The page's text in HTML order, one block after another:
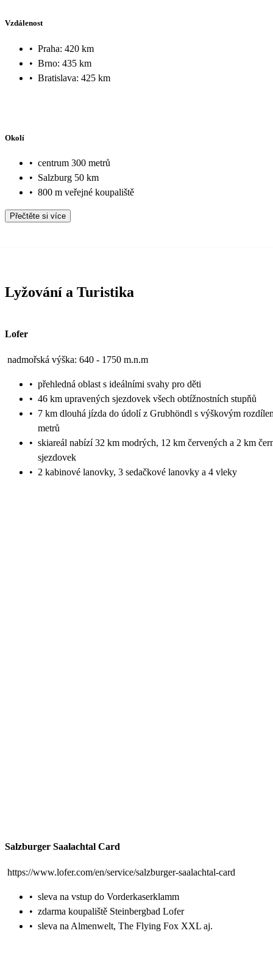
Vzdálenost
• Praha: 420 km
• Brno: 435 km
• Bratislava: 425 km
Okolí
• centrum 300 metrů
• Salzburg 50 km
• 800 m veřejné koupaliště
Přečtěte si více
Lyžování a Turistika
Lofer
nadmořská výška: 640 - 1750 m.n.m
• přehledná oblast s ideálními svahy pro děti
• 46 km upravených sjezdovek všech obtížnostních stupňů
• 7 km dlouhá jízda do údolí z Grubhöndl s výškovým
metrů
• skiareál nabízí 32 km modrých, 12 km červených a 2 km
sjezdovek
• 2 kabinové lanovky, 3 sedačkové lanovky a 4 vleky
Salzburger Saalachtal Card
https://www.lofer.com/en/service/salzburger-saalachtal-card
• sleva na vstup do Vorderkaserklamm
• zdarma koupaliště Steinbergbad Lofer
• sleva na Almenwelt, The Flying Fox XXL aj.